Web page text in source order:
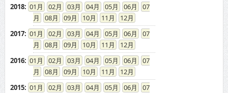
2018: 01 02 03 04 05 06
07
08
09 10 11
12
2017: 01 02 03 04 05 06
07
08
09 10 11
12
2016: 01 02 03 04 05 06
07
08
09 10 11
12
2015: 01 02 03 04 05 06
07